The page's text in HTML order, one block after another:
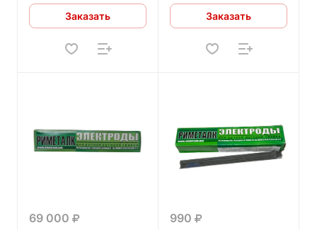
Заказать Заказать
69 000 990